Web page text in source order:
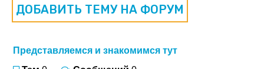
ДОБАВИТЬ ТЕМУ НА ФОРУМ
Представляемся и знакомимся тут